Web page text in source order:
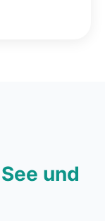
See und